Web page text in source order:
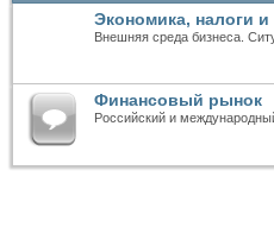
Экономика, налоги и
Внешняя среда бизнеса.
Финансовый рынок
Российский и